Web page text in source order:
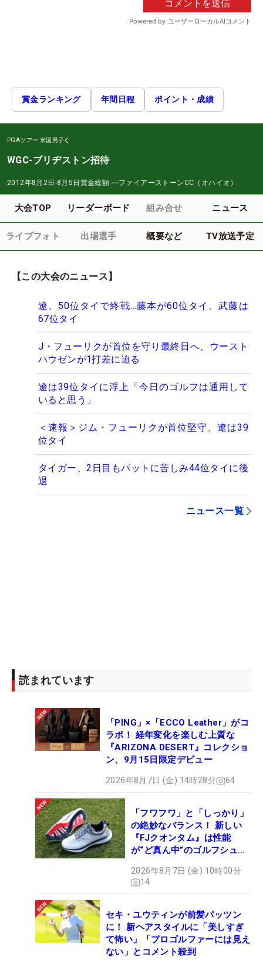
賞金ランキング 年間日程 ポイント・成績
PGAツアー 米国男子
WGC-ブリヂストン招待
2012年8月2日-8月5日 賞金総額 ―ファイアーストーンCC（オハイオ）
大会TOP リーダーボード 組み合せ ニュース
ライブフォト 出場選手 概要など TV放送予定
【この大会のニュース】
遼、50位タイで終戦…藤本が60位タイ、武藤は
67位タイ
J・フューリクが首位を守り最終日へ、ウースト
ハウゼンが1打差に迫る
遼は39位タイに浮上「今日のゴルフは通用して
いると思う」
＜速報＞ジム・フューリクが首位堅守、遼は39
位タイ
タイガー、2日目もパットに苦しみ44位タイに後
退
ニュース一覧
読まれています
「PING」×「ECCO Leather」がコ
ラボ！ 経年変化を楽しむ上質な
『ARIZONA DESERT』コレクショ
ン、9月15日限定デビュー
2026年8月7日 (金) 14時28分 64
「フワフワ」と「しっかり」
の絶妙なバランス！ 新しい
『FJクオンタム』は性能
が“ど真ん中”のゴルフシュー
2026年8月7日 (金) 10時00分
14
セキ・ユウティンが前髪パッツン
に！ 新ヘアスタイルに「美しすぎ
て怖い」「プロゴルファーには見え
ない」とコメント殺到